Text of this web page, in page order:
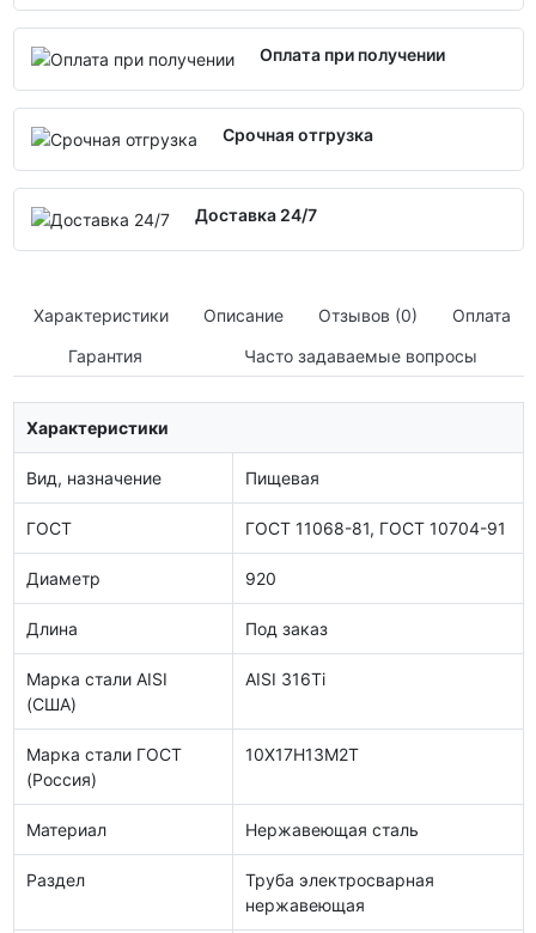
Оплата при получении
Срочная отгрузка
Доставка 24/7
Характеристики Описание Отзывов (0)
Оплата
Гарантия
Часто задаваемые вопросы
Характеристики
Вид, назначение Пищевая
ГОСТ ГОСТ 11068-81, ГОСТ 10704-91
Диаметр 920
Длина Под заказ
Марка стали AISI
(США)
AISI 316Ti
Марка стали ГОСТ
(Россия)
10Х17Н13М2Т
Материал Нержавеющая сталь
Раздел
Труба электросварная
нержавеющая